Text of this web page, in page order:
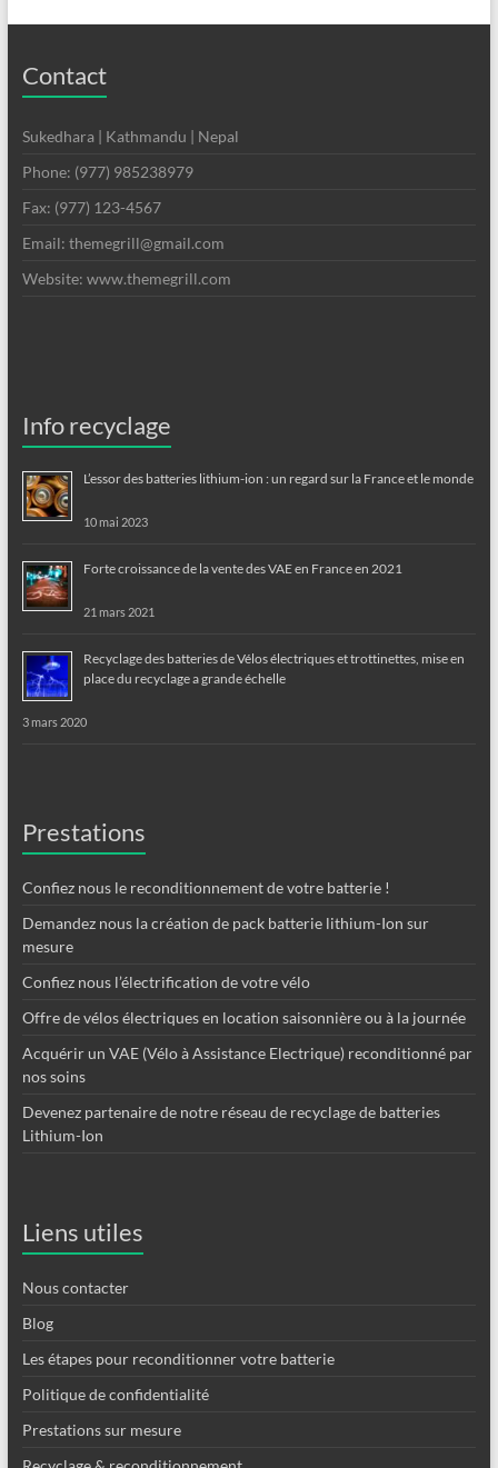
Contact
Sukedhara | Kathmandu | Nepal
Phone: (977) 985238979
Fax: (977) 123-4567
Email: themegrill@gmail.com
Website: www.themegrill.com
Info recyclage
L’essor des batteries lithium-ion : un regard sur la France et le monde
10 mai 2023
Forte croissance de la vente des VAE en France en 2021
21 mars 2021
Recyclage des batteries de Vélos électriques et trottinettes, mise en
place du recyclage a grande échelle
3 mars 2020
Prestations
Confiez nous le reconditionnement de votre batterie !
Demandez nous la création de pack batterie lithium-Ion sur
mesure
Confiez nous l’électrification de votre vélo
Offre de vélos électriques en location saisonnière ou à la journée
Acquérir un VAE (Vélo à Assistance Electrique) reconditionné par
nos soins
Devenez partenaire de notre réseau de recyclage de batteries
Lithium-Ion
Liens utiles
Nous contacter
Blog
Les étapes pour reconditionner votre batterie
Politique de confidentialité
Prestations sur mesure